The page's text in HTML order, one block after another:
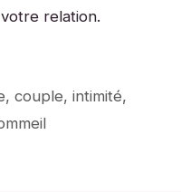
relation.
,couple,intimité,